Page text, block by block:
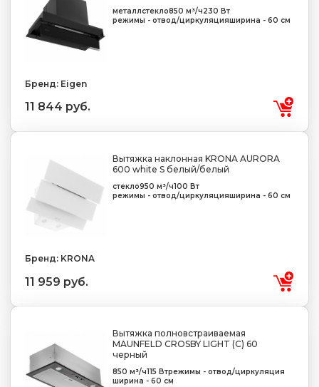
металлстекло850 м³/ч230 Вт
режимы - отвод/циркуляцияширина - 60 см
Бренд: Eigen
11 844 руб.
Вытяжка наклонная KRONA AURORA
600 white S белый/белый
стекло950 м³/ч100 Вт
режимы - отвод/циркуляцияширина - 60 см
Бренд: KRONA
11 959 руб.
Вытяжка полновстраиваемая
MAUNFELD CROSBY LIGHT (C) 60
черный
850 м³/ч115 Втрежимы - отвод/циркуляция
ширина - 60 см